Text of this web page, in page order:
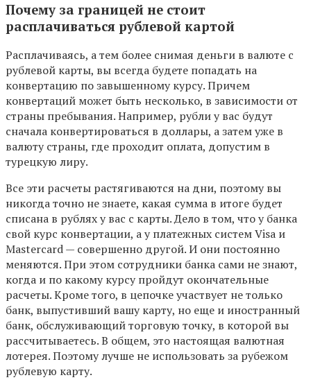
Почему за границей не стоит
расплачиваться рублевой картой
Расплачиваясь, а тем более снимая деньги в валюте с
рублевой карты, вы всегда будете попадать на
конвертацию по завышенному курсу. Причем
конвертаций может быть несколько, в зависимости от
страны пребывания. Например, рубли у вас будут
сначала конвертироваться в доллары, а затем уже в
валюту страны, где проходит оплата, допустим в
турецкую лиру.
Все эти расчеты растягиваются на дни, поэтому вы
никогда точно не знаете, какая сумма в итоге будет
списана в рублях у вас с карты. Дело в том, что у банка
свой курс конвертации, а у платежных систем Visa и
Mastercard — совершенно другой. И они постоянно
меняются. При этом сотрудники банка сами не знают,
когда и по какому курсу пройдут окончательные
расчеты. Кроме того, в цепочке участвует не только
банк, выпустивший вашу карту, но еще и иностранный
банк, обслуживающий торговую точку, в которой вы
рассчитываетесь. В общем, это настоящая валютная
лотерея. Поэтому лучше не использовать за рубежом
рублевую карту.